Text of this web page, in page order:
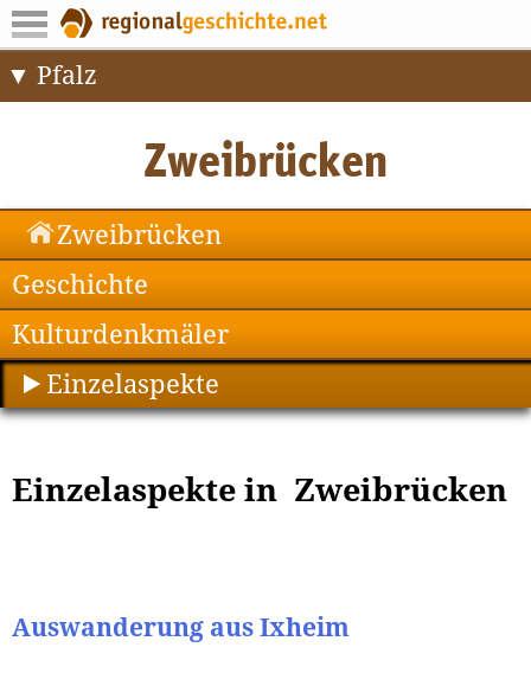
Pfalz
Zweibrücken
Geschichte
Kulturdenkmäler
Einzelaspekte
Einzelaspekte in Zweibrücken
Auswanderung aus Ixheim